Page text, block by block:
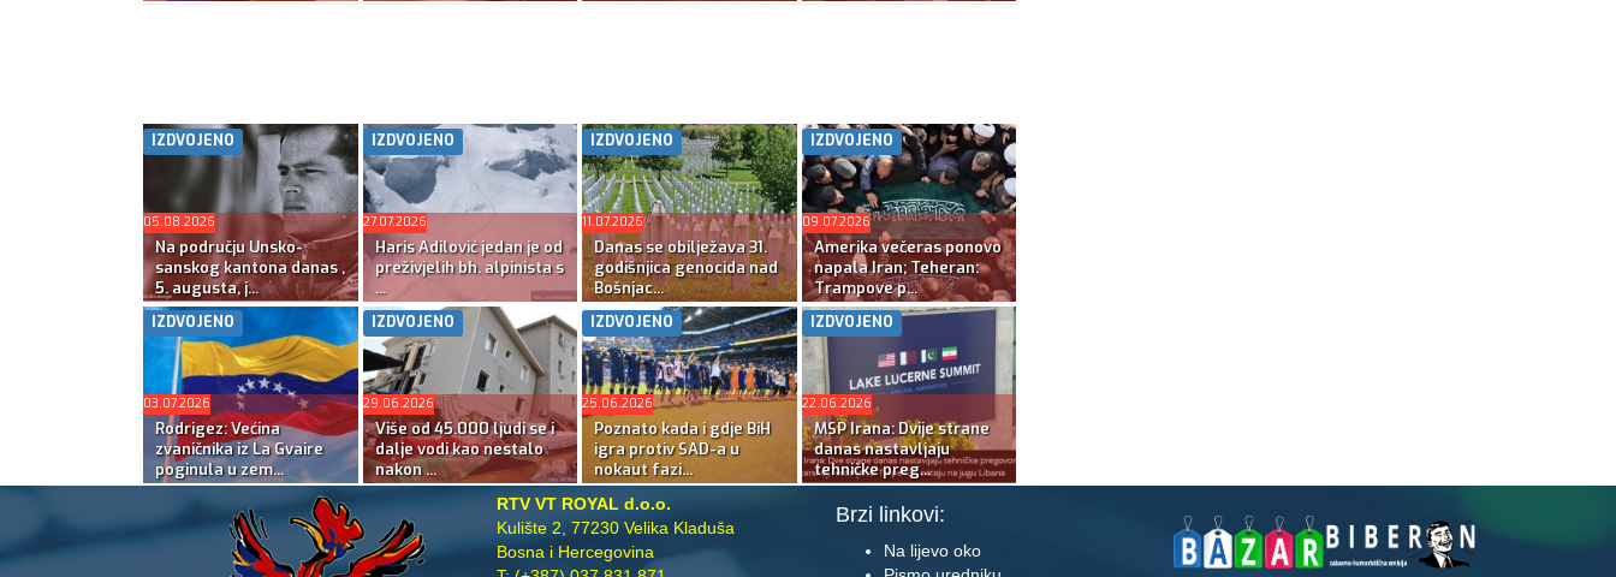
IZDVOJENO
05.08.2026
Na području Unsko-
sanskog kantona danas ,
5. augusta, j...
IZDVOJENO
27.07.2026
Haris Adilović jedan je od
preživjelih bh. alpinista s
...
IZDVOJENO
11.07.2026
Danas se obilježava 31.
godišnjica genocida nad
Bošnjac...
IZDVOJENO
09.07.2026
Amerika večeras ponovo
napala Iran; Teheran:
Trampove p...
IZDVOJENO
03.07.2026
Rodrigez: Većina
zvaničnika iz La Gvaire
poginula u zem...
IZDVOJENO
29.06.2026
Više od 45.000 ljudi se i
dalje vodi kao nestalo
nakon ...
IZDVOJENO
25.06.2026
Poznato kada i gdje BiH
igra protiv SAD-a u
nokaut fazi...
IZDVOJENO
22.06.2026
MSP Irana: Dvije strane
danas nastavljaju
tehničke preg...
RTV VT ROYAL d.o.o.
Kulište 2, 77230 Velika Kladuša
Bosna i Hercegovina
Brzi linkovi:
Na lijevo oko